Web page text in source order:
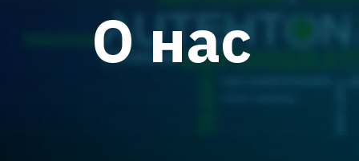
О нас